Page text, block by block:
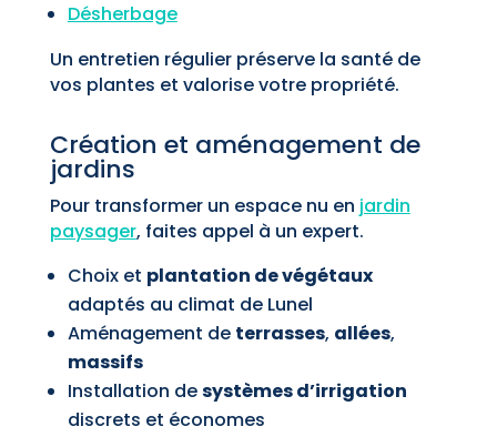
Désherbage
Un entretien régulier préserve la santé de
vos plantes et valorise votre propriété.
Création et aménagement de
jardins
Pour transformer un espace nu en jardin
paysager, faites appel à un expert.
Choix et plantation de végétaux
adaptés au climat de Lunel
Aménagement de terrasses, allées,
massifs
Installation desystèmes d’irrigation
discrets et économes